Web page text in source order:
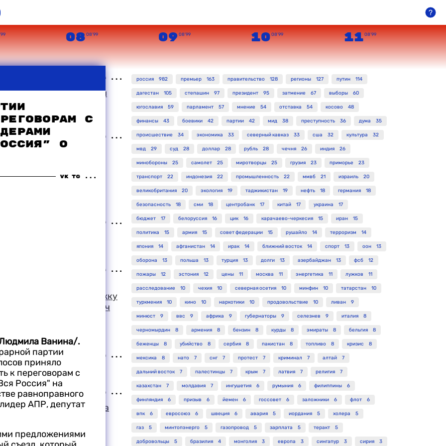
08 08’99 09 08’99 10 08’99 11 08’99
боевиками
что "всех русских в
намерены
с
в Дагестане
затмением по
и народа России
огромную поддержку
Слободан Милошевич
Великобритании
о расследовании дела
россия 982 премьер 163 правительство 128 регионы 127 путин 114
дагестан 105 степашин 97 президент 95 затмение 67 выборы 60
югославия 59 парламент 57 мнение 54 отставка 54 косово 48
финансы 43 боевики 42 партии 42 мид 38 преступность 36 дума 35
происшествие 34 экономика 33 северный кавказ 33 сша 32 культура 32
мвд 29 суд 28 доллар 28 рубль 28 чечня 26 индия 26
минобороны 25 самолет 25 миротворцы 25 грузия 23 приморье 23
транспорт 22 индонезия 22 промышленность 22 ммвб 21 израиль 20
великобритания 20 экология 19 таджикистан 19 нефть 18 германия 18
безопасность 18 сми 18 центробанк 17 китай 17 украина 17
бюджет 17 белоруссия 16 цик 16 карачаево-черкесия 15 иран 15
политика 15 армия 15 совет федерации 15 рушайло 14 терроризм 14
япония 14 афганистан 14 ирак 14 ближний восток 14 спорт 13 оон 13
оборона 13 польша 13 турция 13 долги 13 азербайджан 13 фсб 12
пожары 12 эстония 12 цены 11 москва 11 энергетика 11 лужков 11
расследование 10 чехия 10 северная осетия 10 минфин 10 татарстан 10
туркмения 10 кино 10 наркотики 10 продовольствие 10 ливан 9
минюст 9 ввс 9 африка 9 губернаторы 9 селезнев 9 италия 8
черномырдин 8 армения 8 бензин 8 курды 8 эмираты 8 бельгия 8
беженцы 8 убийство 8 сербия 8 пакистан 8 топливо 8 кризис 8
мексика 8 нато 7 снг 7 протест 7 криминал 7 алтай 7
дальний восток 7 палестинцы 7 крым 7 латвия 7 религия 7
казахстан 7 молдавия 7 ингушетия 6 румыния 6 филиппины 6
финляндия 6 призыв 6 йемен 6 госсовет 6 заложники 6 флот 6
впк 6 евросоюз 6 швеция 6 авария 5 иордания 5 холера 5
газ 5 минтопэнерго 5 газопровод 5 зарплата 5 теракт 5
добровольцы 5 бразилия 4 монголия 3 европа 3 сингапур 3 сирия 3
с
о
Людмила Ванина/.
партии
приняло
к переговорам с
Россия" на
равноправного
АПР, депутат
предложениями